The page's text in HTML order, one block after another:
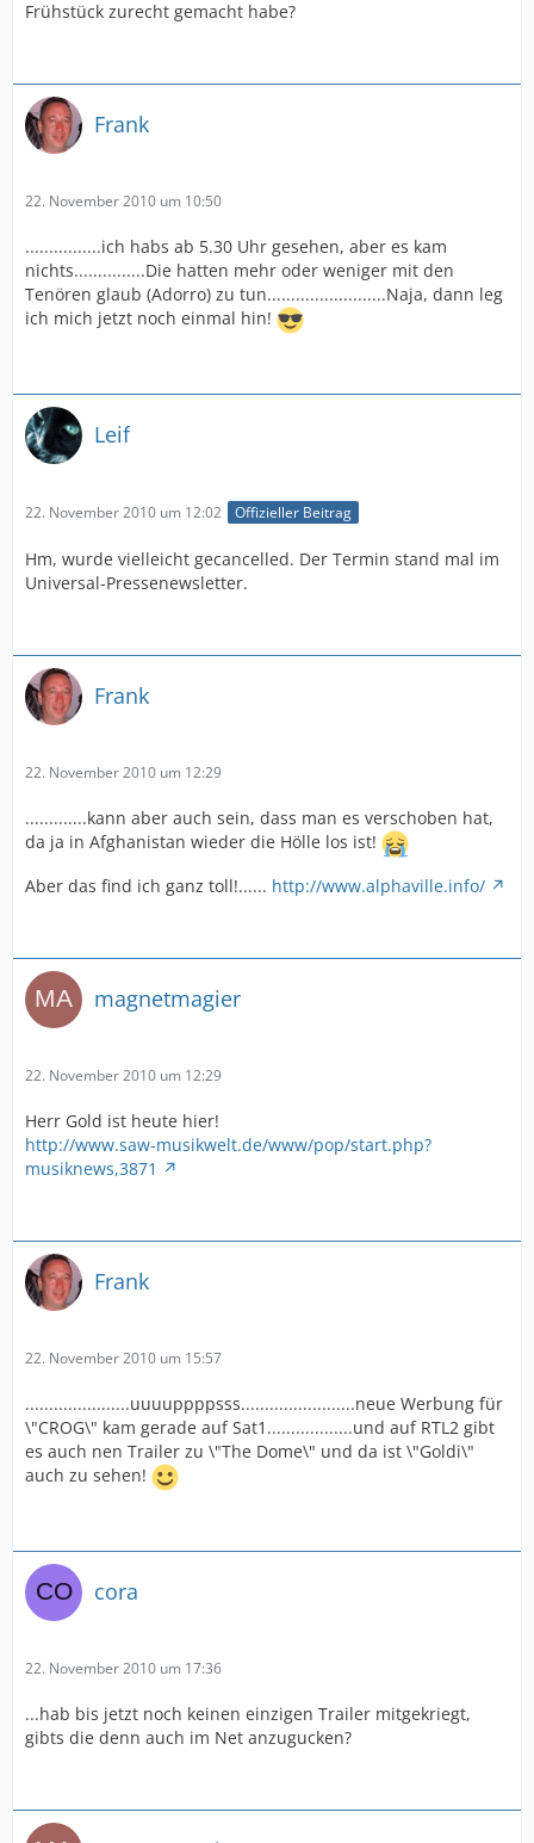
Frühstück zurecht gemacht habe?
Frank
22. November 2010 um 10:50
................ich habs ab 5.30 Uhr gesehen, aber es kam
nichts...............Die hatten mehr oder weniger mit den
Tenören glaub (Adorro) zu tun.........................Naja, dann leg
ich mich jetzt noch einmal hin!
Leif
22. November 2010 um 12:02 Offizieller Beitrag
Hm, wurde vielleicht gecancelled. Der Termin stand mal im
Universal-Pressenewsletter.
Frank
22. November 2010 um 12:29
.............kann aber auch sein, dass man es verschoben hat,
da ja in Afghanistan wieder die Hölle los ist!
Aber das find ich ganz toll!...... http://www.alphaville.info/
magnetmagier
22. November 2010 um 12:29
Herr Gold ist heute hier!
http://www.saw-musikwelt.de/www/pop/start.php?
musiknews,3871
Frank
22. November 2010 um 15:57
......................uuuuppppsss........................neue Werbung für
\"CROG\" kam gerade auf Sat1..................und auf RTL2 gibt
es auch nen Trailer zu \"The Dome\" und da ist \"Goldi\"
auch zu sehen!
cora
22. November 2010 um 17:36
...hab bis jetzt noch keinen einzigen Trailer mitgekriegt,
gibts die denn auch im Net anzugucken?